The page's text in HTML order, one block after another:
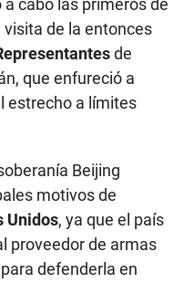
de la entonces
de
que enfureció a
estrecho a límites
Beijing
motivos de
Unidos, ya que el país
proveedor de armas
defenderla en